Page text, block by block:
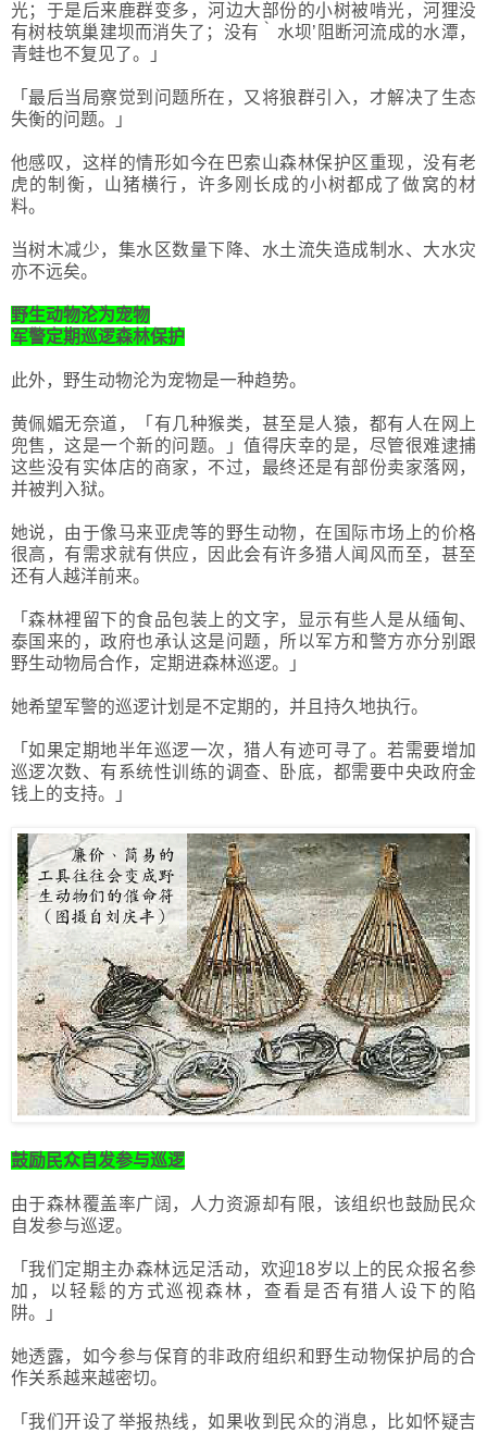
光；于是后来鹿群变多，河边大部份的小树被啃光，河狸没
有树枝筑巢建坝而消失了；没有｀水坝’阻断河流成的水潭，
青蛙也不复见了。」
「最后当局察觉到问题所在，又将狼群引入，才解决了生态
失衡的问题。」
他感叹，这样的情形如今在巴索山森林保护区重现，没有老
虎的制衡，山猪横行，许多刚长成的小树都成了做窝的材
料。
当树木减少，集水区数量下降、水土流失造成制水、大水灾
亦不远矣。
野生动物沦为宠物
军警定期巡逻森林保护
此外，野生动物沦为宠物是一种趋势。
黄佩媚无奈道，「有几种猴类，甚至是人猿，都有人在网上
兜售，这是一个新的问题。」值得庆幸的是，尽管很难逮捕
这些没有实体店的商家，不过，最终还是有部份卖家落网，
并被判入狱。
她说，由于像马来亚虎等的野生动物，在国际市场上的价格
很高，有需求就有供应，因此会有许多猎人闻风而至，甚至
还有人越洋前来。
「森林裡留下的食品包装上的文字，显示有些人是从缅甸、
泰国来的，政府也承认这是问题，所以军方和警方亦分别跟
野生动物局合作，定期进森林巡逻。」
她希望军警的巡逻计划是不定期的，并且持久地执行。
「如果定期地半年巡逻一次，猎人有迹可寻了。若需要增加
巡逻次数、有系统性训练的调查、卧底，都需要中央政府金
钱上的支持。」
鼓励民众自发参与巡逻
由于森林覆盖率广阔，人力资源却有限，该组织也鼓励民众
自发参与巡逻。
「我们定期主办森林远足活动，欢迎18岁以上的民众报名参
加，以轻鬆的方式巡视森林，查看是否有猎人设下的陷
阱。」
她透露，如今参与保育的非政府组织和野生动物保护局的合
作关系越来越密切。
「我们开设了举报热线，如果收到民众的消息，比如怀疑吉